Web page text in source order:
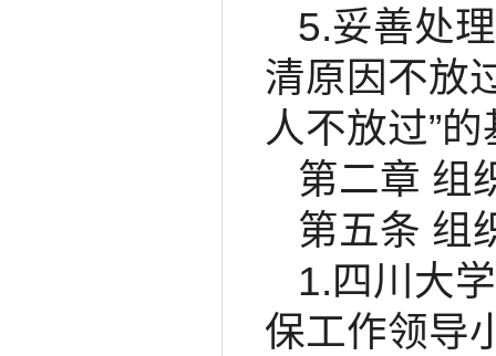
5.妥善处
清原因不放
人不放过”
第二章 组
第五条 组
1.四川大
保工作领导